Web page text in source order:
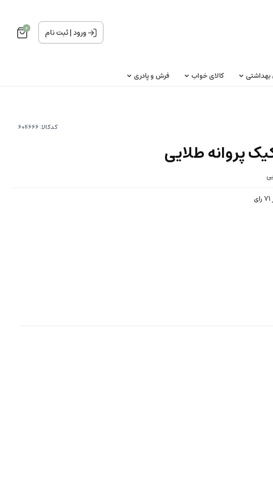
ورود|ثبت نام 0
کالای خواب
فرش و پادری
کدکالا:
پروانه طلایی
71رای